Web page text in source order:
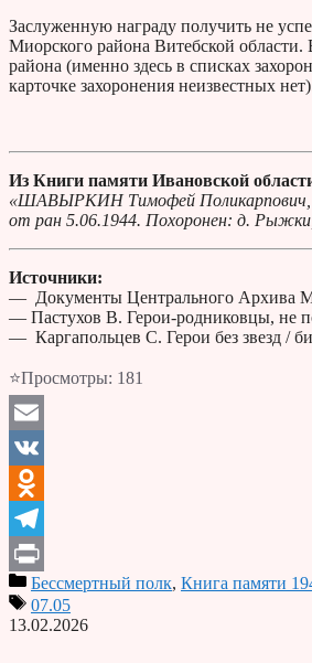
Заслуженную награду получить не
Миорского района Витебской
района (именно здесь в списках
карточке захоронения неизвестных
Из Книги памяти Ивановской
«ШАВЫРКИН Тимофей Поликарпович,
от ран 5.06.1944. Похоронен: д. Рыжки,
Источники:
— Документы Центрального Архива
— Пастухов В. Герои-родниковцы, не
— Каргапольцев С. Герои без звезд /
⭐Просмотры: 181
Email
VK
Odnoklassniki
Telegram
PrintБессмертный полк, Книга памяти
07.05
13.02.2026